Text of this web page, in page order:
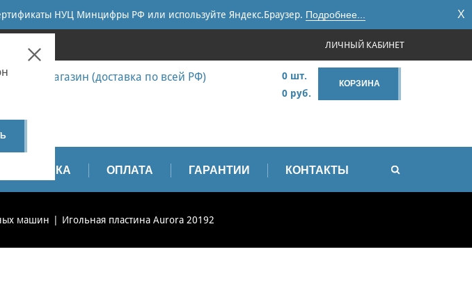
НУЦ Минцифры РФ или используйте Яндекс.Браузер. Подробнее... X
ЛИЧНЫЙ КАБИНЕТ
магазин (доставка по всей РФ)
КОРЗИНА
0 шт.
0 руб.
ДОСТАВКА ОПЛАТА ГАРАНТИИ КОНТАКТЫ
машин Игольная пластина Aurora 20192